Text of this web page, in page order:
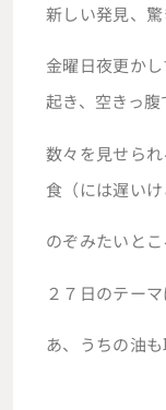
新しい発見、驚
金曜日夜更か
起き、空きっ
数々を見せら
食（には遅い
のぞみたいとこ
２７日のテー
あ、うちの油